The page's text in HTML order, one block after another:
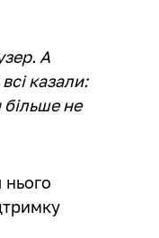
А
казали:
більше не